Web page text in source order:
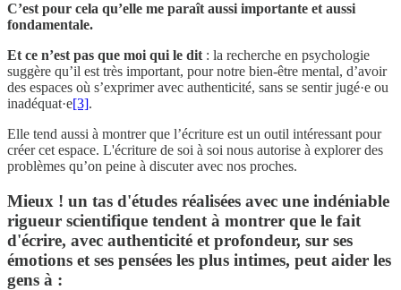
C’est pour cela qu’elle me paraît aussi importante et aussi
fondamentale.
Et ce n’est pas que moi qui le dit : la recherche en psychologie
suggère qu’il est très important, pour notre bien-être mental, d’avoir
des espaces où s’exprimer avec authenticité, sans se sentir jugé·e ou
inadéquat·e[3].
Elle tend aussi à montrer que l’écriture est un outil intéressant pour
créer cet espace. L'écriture de soi à soi nous autorise à explorer des
problèmes qu’on peine à discuter avec nos proches.
Mieux ! un tas d'études réalisées avec une indéniable
rigueur scientifique tendent à montrer que le fait
d'écrire, avec authenticité et profondeur, sur ses
émotions et ses pensées les plus intimes, peut aider les
gens à :